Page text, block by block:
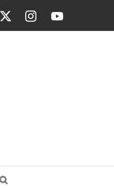
InstagramYouTube